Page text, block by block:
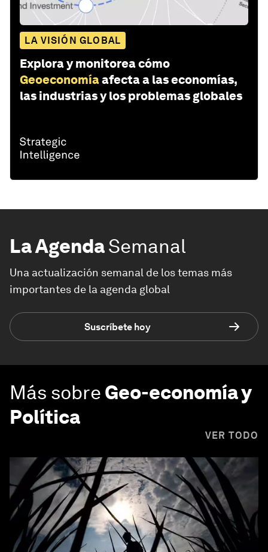
LA VISIÓN GLOBAL
Explora y monitorea cómo
Geoeconomíaafecta a las economías,
las industrias y los problemas globales
La AgendaSemanal
Una actualización semanal de los temas más
importantes de la agenda global
Suscríbete hoy
Más sobre Geo-economía y
Política
VER TODO